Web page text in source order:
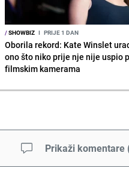
/SHOWBIZ I PRIJE 1 DAN
Oborila rekord: Kate Winslet
ono što niko prije nje nije uspio
filmskim kamerama
Prikaži komentare